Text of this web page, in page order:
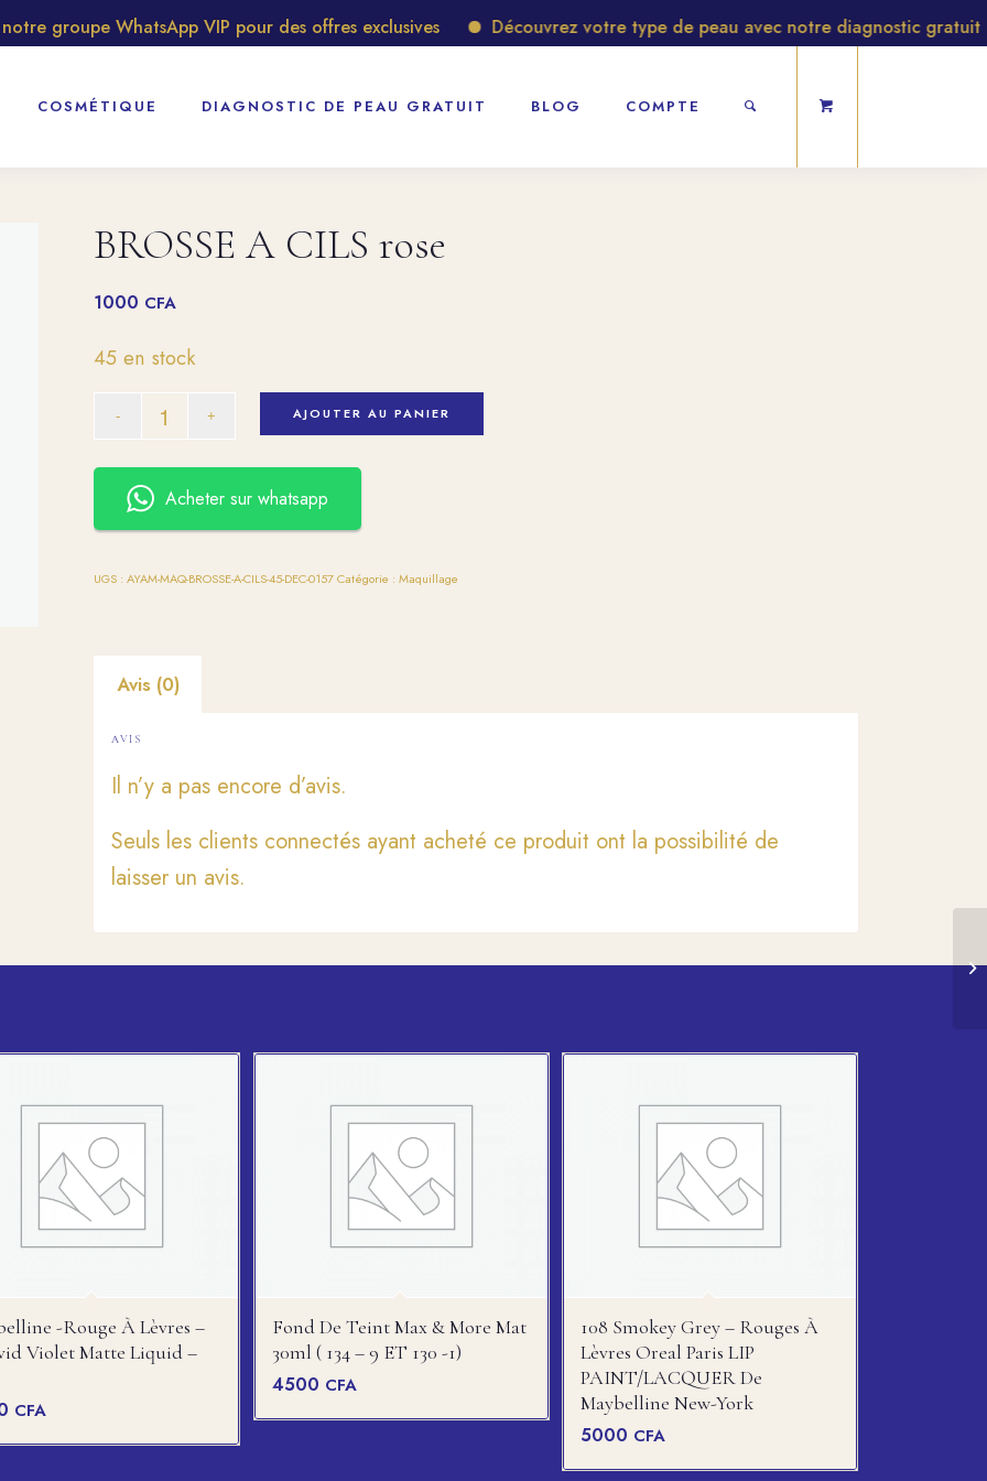
groupe WhatsApp VIP pour des offres exclusives Découvrez votre type de peau avec notre diagnostic gratuit
COSMÉTIQUE DIAGNOSTIC DE PEAU GRATUIT BLOG COMPTE
BROSSE A CILS rose
1000 CFA
45 en stock
AJOUTER AU PANIER
Acheter sur whatsapp
UGS :AYAM-MAQ-BROSSE-A-CILS-45-DEC-0157 Catégorie :Maquillage
Avis (0)
AVIS
Il n’y a pas encore d’avis.
Seuls les clients connectés ayant acheté ce produit ont la possibilité de
laisser un avis.
-rouge À Lèvres –
Violet Matte Liquid –
CFA
Fond De Teint Max & More Mat
30ml ( 134 – 9 ET 130 -1)
4500 CFA
108 Smokey Grey – Rouges À
Lèvres Oreal Paris LIP
PAINT/LACQUER De
Maybelline New-York
5000 CFA